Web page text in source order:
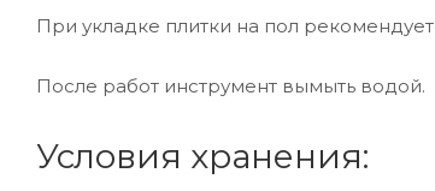
При укладке плитки на пол
После работ инструмент вымыть водой.
Условия хранения: